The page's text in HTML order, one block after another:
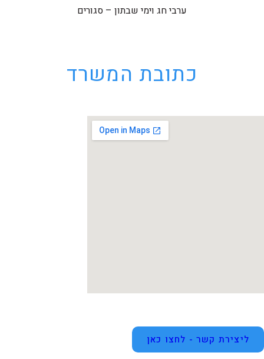
ערבי חג וימי שבתון – סגורים
כתובת המשרד
ליצירת קשר - לחצו כאן